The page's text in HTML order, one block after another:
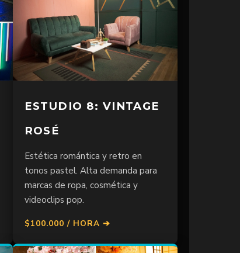
ESTUDIO 8: VINTAGE
ROSÉ
Estética romántica y retro en
tonos pastel. Alta demanda para
marcas de ropa, cosmética y
videoclips pop.
$100.000 / HORA ➔